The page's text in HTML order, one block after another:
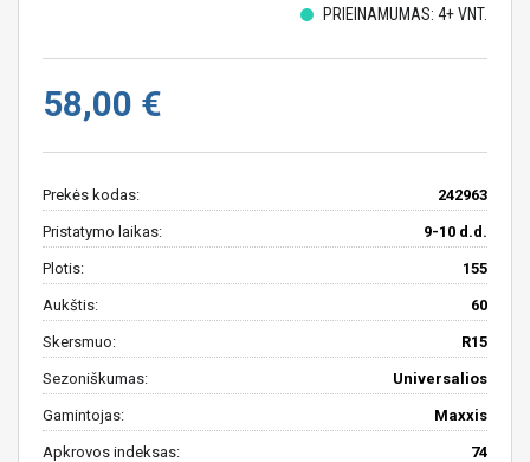
PRIEINAMUMAS: 4+ VNT.
58,00 €
Prekės kodas: 242963
Pristatymo laikas: 9-10 d.d.
Plotis: 155
Aukštis: 60
Skersmuo: R15
Sezoniškumas: Universalios
Gamintojas: Maxxis
Apkrovos indeksas: 74